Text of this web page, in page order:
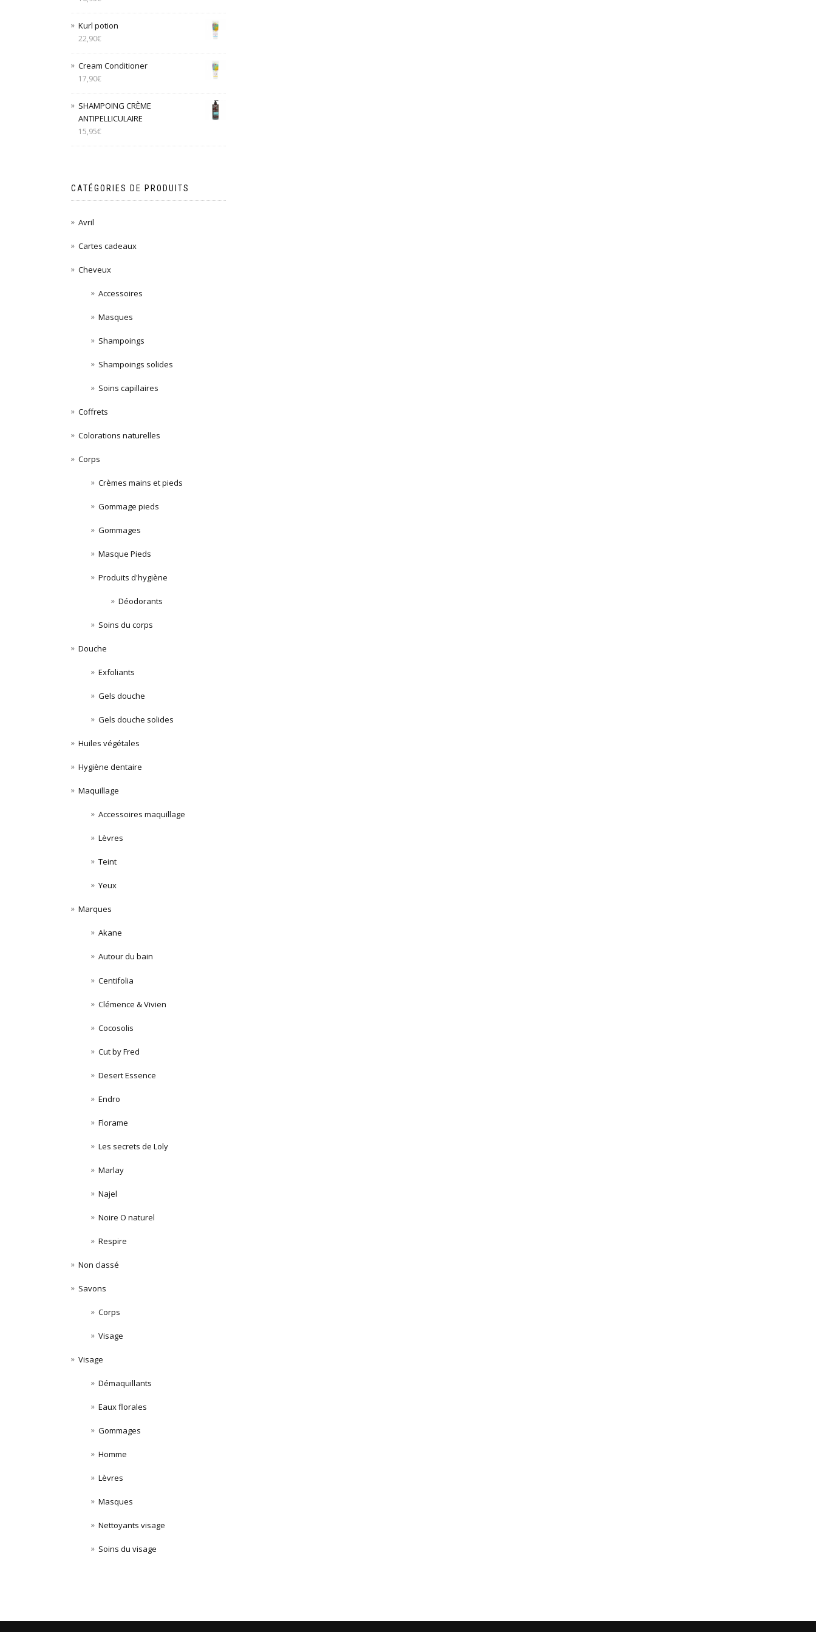
Kurl potion
22,90€
Cream Conditioner
17,90€
SHAMPOING CRÈME
ANTIPELLICULAIRE
15,95€
CATÉGORIES DE PRODUITS
Avril
Cartes cadeaux
Cheveux
Accessoires
Masques
Shampoings
Shampoings solides
Soins capillaires
Coffrets
Colorations naturelles
Corps
Crèmes mains et pieds
Gommage pieds
Gommages
Masque Pieds
Produits d'hygiène
Déodorants
Soins du corps
Douche
Exfoliants
Gels douche
Gels douche solides
Huiles végétales
Hygiène dentaire
Maquillage
Accessoires maquillage
Lèvres
Teint
Yeux
Marques
Akane
Autour du bain
Centifolia
Clémence & Vivien
Cocosolis
Cut by Fred
Desert Essence
Endro
Florame
Les secrets de Loly
Marlay
Najel
Noire O naturel
Respire
Non classé
Savons
Corps
Visage
Visage
Démaquillants
Eaux florales
Gommages
Homme
Lèvres
Masques
Nettoyants visage
Soins du visage